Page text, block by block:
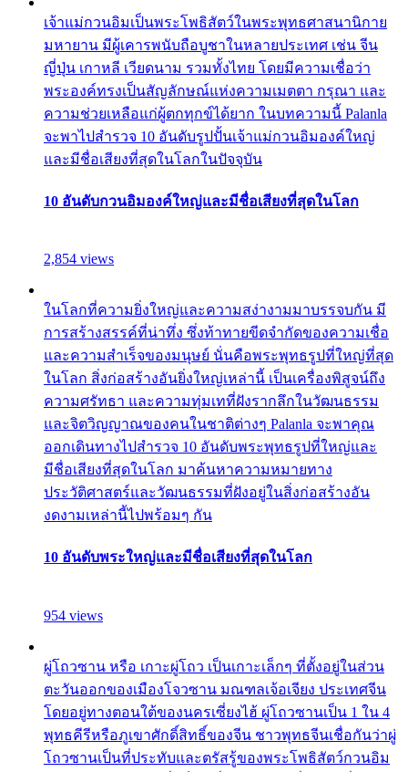
เจ้าแม่กวนอิมเป็นพระโพธิสัตว์ในพระพุทธศาสนานิกาย
มหายาน มีผู้เคารพนับถือบูชาในหลายประเทศ เช่น จีน
ญี่ปุ่น เกาหลี เวียดนาม รวมทั้งไทย โดยมีความเชื่อว่า
พระองค์ทรงเป็นสัญลักษณ์แห่งความเมตตา กรุณา และ
ความช่วยเหลือแก่ผู้ตกทุกข์ได้ยาก ในบทความนี้ Palanla
จะพาไปสำรวจ 10 อันดับรูปปั้นเจ้าแม่กวนอิมองค์ใหญ่
และมีชื่อเสียงที่สุดในโลกในปัจจุบัน
10 อันดับกวนอิมองค์ใหญ่และมีชื่อเสียงที่สุดในโลก
2,854 views
ในโลกที่ความยิ่งใหญ่และความสง่างามมาบรรจบกัน มี
การสร้างสรรค์ที่น่าทึ่ง ซึ่งท้าทายขีดจำกัดของความเชื่อ
และความสำเร็จของมนุษย์ นั่นคือพระพุทธรูปที่ใหญ่ที่สุด
ในโลก สิ่งก่อสร้างอันยิ่งใหญ่เหล่านี้ เป็นเครื่องพิสูจน์ถึง
ความศรัทธา และความทุ่มเทที่ฝังรากลึกในวัฒนธรรม
และจิตวิญญาณของคนในชาติต่างๆ Palanla จะพาคุณ
ออกเดินทางไปสำรวจ 10 อันดับพระพุทธรูปที่ใหญ่และ
มีชื่อเสียงที่สุดในโลก มาค้นหาความหมายทาง
ประวัติศาสตร์และวัฒนธรรมที่ฝังอยู่ในสิ่งก่อสร้างอัน
งดงามเหล่านี้ไปพร้อมๆ กัน
10 อันดับพระใหญ่และมีชื่อเสียงที่สุดในโลก
954 views
ผู่โถวซาน หรือ เกาะผู่โถว เป็นเกาะเล็กๆ ที่ตั้งอยู่ในส่วน
ตะวันออกของเมืองโจวซาน มณฑลเจ้อเจียง ประเทศจีน
โดยอยู่ทางตอนใต้ของนครเซี่ยงไฮ้ ผู่โถวซานเป็น 1 ใน 4
พุทธคีรีหรือภูเขาศักดิ์สิทธิ์ของจีน ชาวพุทธจีนเชื่อกันว่าผู่
โถวซานเป็นที่ประทับและตรัสรู้ของพระโพธิสัตว์กวนอิม